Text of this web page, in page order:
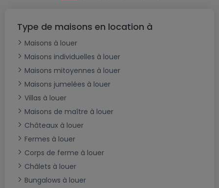
Type de maisons en location à
Maisons à louer
Maisons individuelles à louer
Maisons mitoyennes à louer
Maisons jumelées à louer
Villas à louer
Maisons de maître à louer
Châteaux à louer
Fermes à louer
Corps de ferme à louer
Châlets à louer
Bungalows à louer